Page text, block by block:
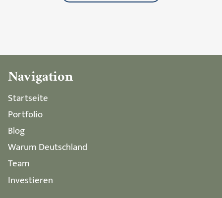
Navigation
Startseite
Portfolio
Blog
Warum Deutschland
Team
Investieren